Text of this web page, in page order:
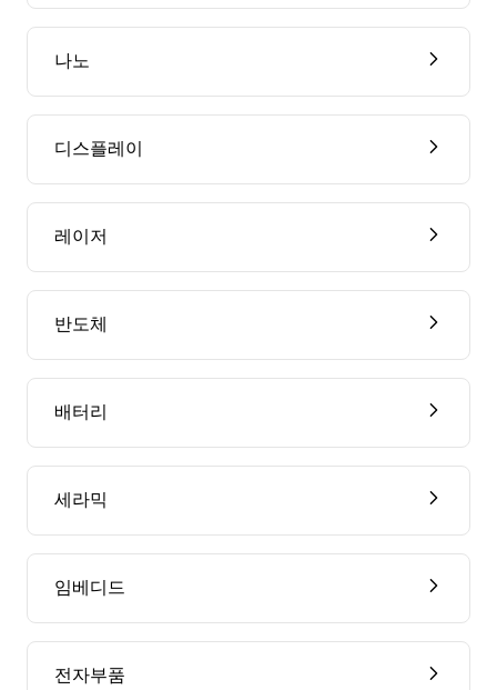
나노
디스플레이
레이저
반도체
배터리
세라믹
임베디드
전자부품